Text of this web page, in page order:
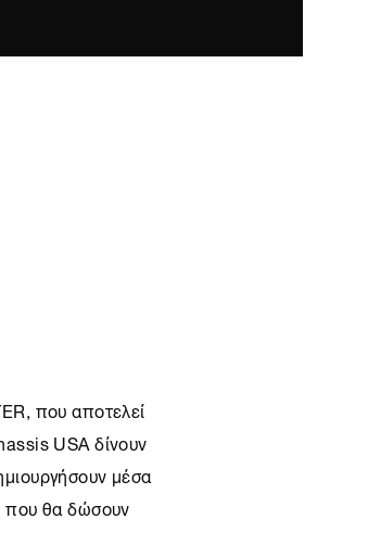
που αποτελεί
USA δίνουν
μέσα
που θα δώσουν